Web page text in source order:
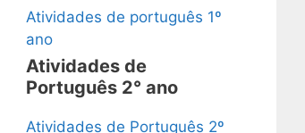
Atividades de português 1º
ano
Atividades de
Português 2° ano
Atividades de Português 2º